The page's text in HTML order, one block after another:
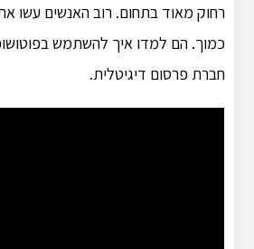
רחוק מאוד בתחום. רוב האנשים עשו
כמוך. הם למדו איך להשתמש
חברת פרסום דיגיטלית.